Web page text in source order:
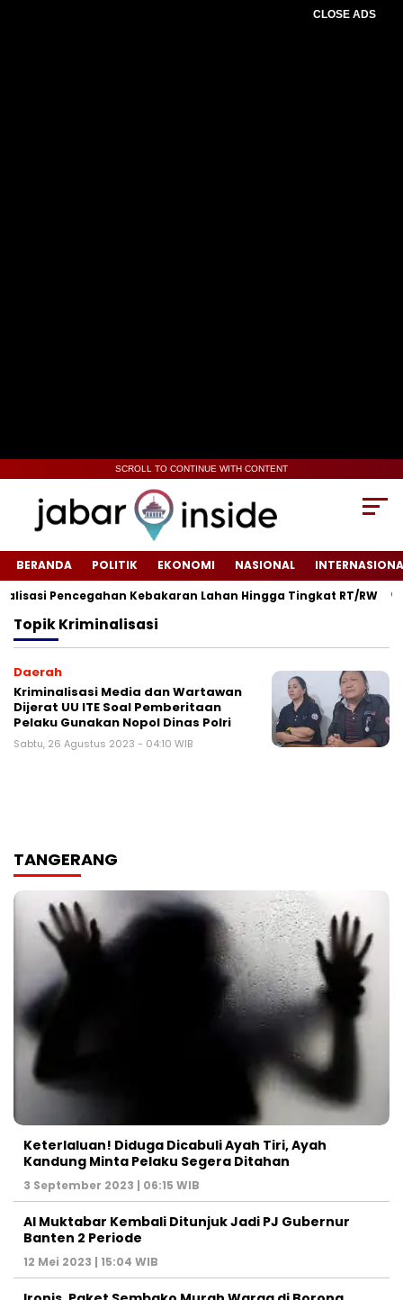
CLOSE ADS
SCROLL TO CONTINUE WITH CONTENT
BERANDA POLITIK EKONOMI NASIONAL
Pencegahan Kebakaran Lahan Hingga Tingkat RT/RW‎
TopikKriminalisasi
Daerah
Kriminalisasi Media dan Wartawan
Dijerat UU ITE Soal Pemberitaan
Pelaku Gunakan Nopol Dinas Polri
Sabtu, 26 Agustus 2023 - 04:10 WIB
TANGERANG
Keterlaluan! Diduga Dicabuli Ayah Tiri, Ayah
Kandung Minta Pelaku Segera Ditahan
3 September 2023 | 06:15 WIB
Al Muktabar Kembali Ditunjuk Jadi PJ Gubernur
Banten 2 Periode
12 Mei 2023 | 15:04 WIB